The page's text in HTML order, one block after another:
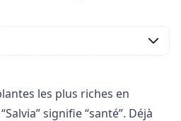
les plus riches en
signifie “santé”. Déjà